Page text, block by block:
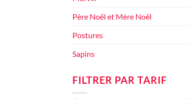
Père Noël et Mère Noël
Postures
Sapins
FILTRER PAR TARIF